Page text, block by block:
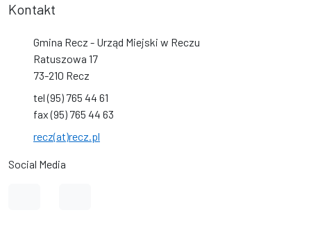
Kontakt
Gmina Recz - Urząd Miejski w Reczu
Ratuszowa 17
73-210 Recz
tel (95) 765 44 61
fax (95) 765 44 63
recz(at)recz.pl
Social Media